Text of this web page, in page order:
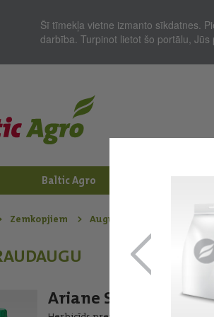
Šī tīmekļa vietne izmanto sīkdatnes.
darbība. Turpinot lietot šo portālu,
Baltic Agro
Zemkopjiem Augu aizsardzības
Ariane S